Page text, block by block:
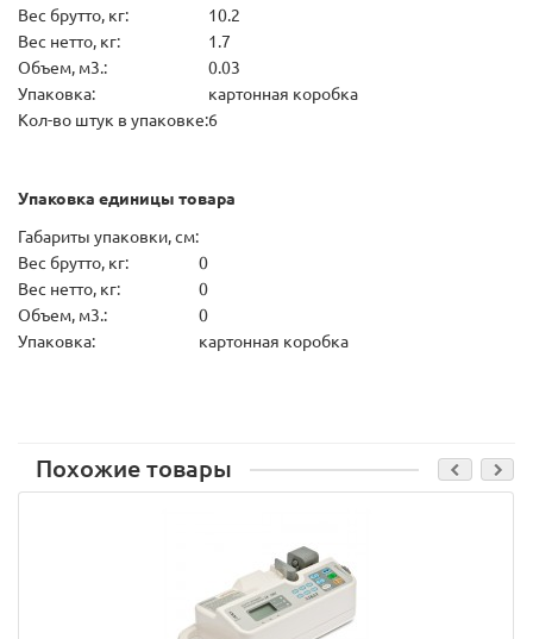
Вес брутто, кг:
10.2
Вес нетто, кг:
1.7
Объем, м3.:
0.03
Упаковка:
картонная коробка
Кол-во штук в упаковке:6
Упаковка единицы товара
Габариты упаковки, см:
Вес брутто, кг:
0
Вес нетто, кг:
0
Объем, м3.:
0
Упаковка:
картонная коробка
Похожие товары